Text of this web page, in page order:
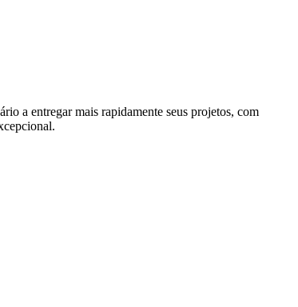
a entregar mais rapidamente seus projetos, com